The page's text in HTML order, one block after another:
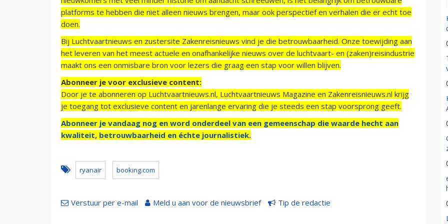
platforms te hebben die niet alleen nieuws brengen, maar ook perspectief en verhalen die er echt toe
doen.
Bij Luchtvaartnieuws en zustersite Zakenreisnieuws vind je die betrouwbaarheid. Onze toewijding aan
het leveren van het meest actuele en onafhankelijke nieuws over de luchtvaart- en (zaken)reisindustrie
maakt ons een onmisbare bron voor lezers die graag een stap voor willen blijven.
Abonneer je voor exclusieve content:
Door je te abonneren op Luchtvaartnieuws.nl, Luchtvaartnieuws Magazine en Zakenreisnieuws.nl krijg
je toegang tot exclusieve content en jarenlange ervaring die je steeds een stap voorsprong geeft.
Abonneer je vandaag nog en word onderdeel van een gemeenschap die waarde hecht aan
kwaliteit, betrouwbaarheid en échte journalistiek.
ryanair booking.com
Verstuur per e-mail Meld u aan voor de nieuwsbrief Tip de redactie